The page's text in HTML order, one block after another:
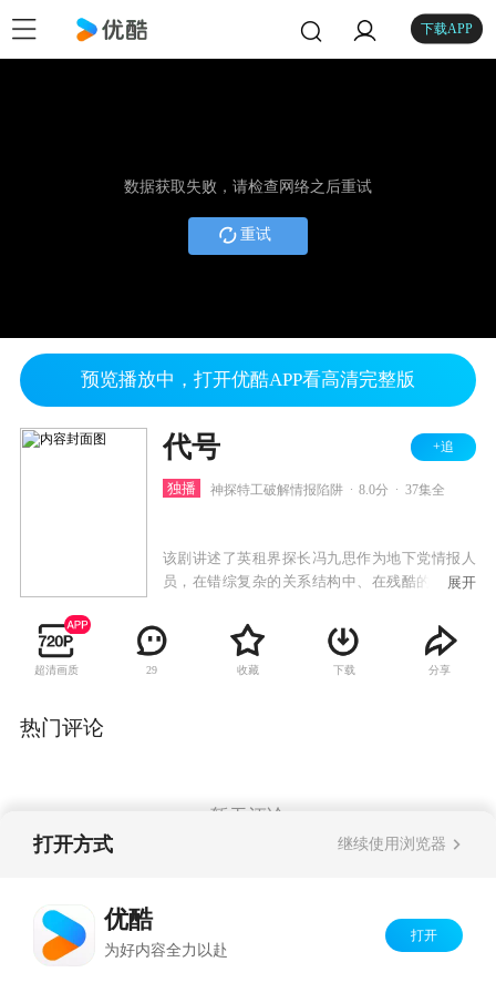
下载APP
数据获取失败，请检查网络之后重试
重试
预览播放中，打开优酷APP看高清完整版
代号 +追
独播 神探特工破解情报陷阱 8.0分 37集全
该剧讲述了英租界探长冯九思作为地下党情报人
员，在错综复杂的关系结构中、在残酷的革命环
定、果敢坚强的中共战士。
展开
超清画质 29 收藏 下载 分享
热门评论
暂无评论
打开方式 继续使用浏览器
优酷
为好内容全力以赴
打开